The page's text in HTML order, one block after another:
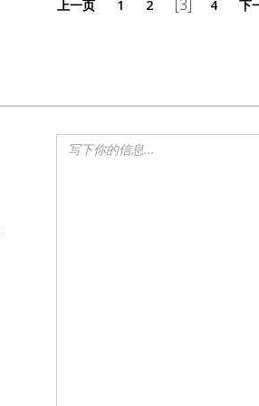
上一页 1 2 [3] 4 下